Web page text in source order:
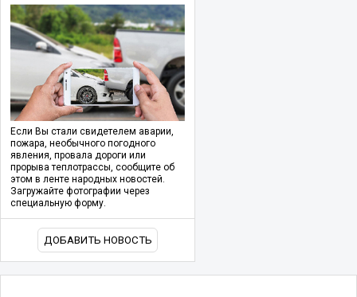
Если Вы стали свидетелем аварии,
пожара, необычного погодного
явления, провала дороги или
прорыва теплотрассы, сообщите об
этом в ленте народных новостей.
Загружайте фотографии через
специальную форму.
ДОБАВИТЬ НОВОСТЬ